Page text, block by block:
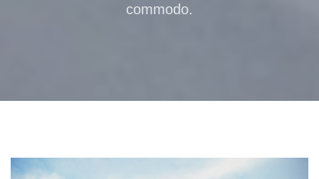
commodo.